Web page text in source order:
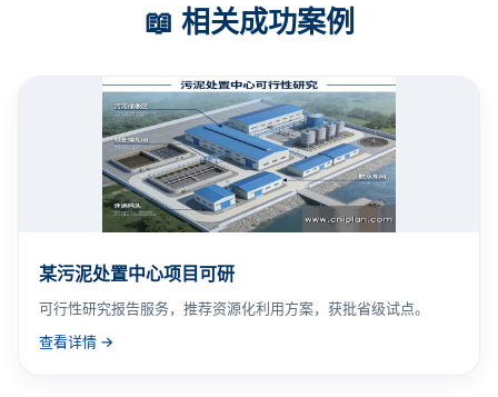
📖 相关成功案例
某污泥处置中心项目可研
可行性研究报告服务，推荐资源化利用方案，获批省级试点。
查看详情 →